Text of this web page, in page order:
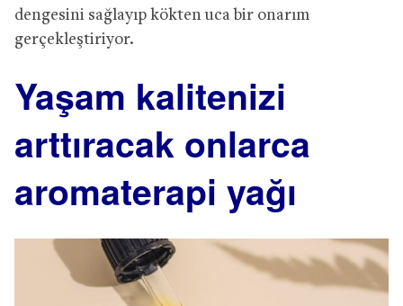
dengesini sağlayıp kökten uca bir onarım
gerçekleştiriyor.
Yaşam kalitenizi
arttıracak onlarca
aromaterapi yağı